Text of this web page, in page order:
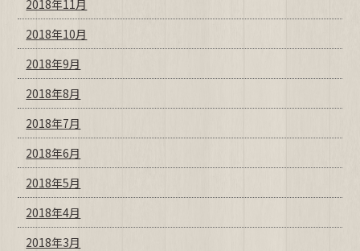
2018年11月
2018年10月
2018年9月
2018年8月
2018年7月
2018年6月
2018年5月
2018年4月
2018年3月